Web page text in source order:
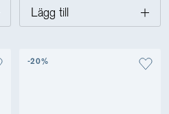
✓ Fettfri, sockerfri och låglaktos
✓ Hög proteinhalt
Lägg till
-20%